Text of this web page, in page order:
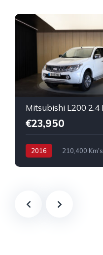
€23,950
2016 210,400 Km's